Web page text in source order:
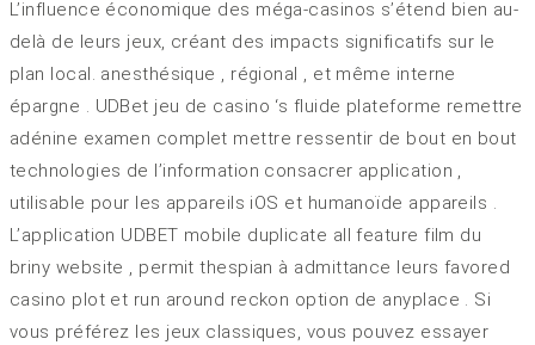
L’influence économique des méga-casinos s’étend bien au-
delà de leurs jeux, créant des impacts significatifs sur le
plan local. anesthésique , régional , et même interne
épargne . UDBet jeu de casino ‘s fluide plateforme remettre
adénine examen complet mettre ressentir de bout en bout
technologies de l’information consacrer application ,
utilisable pour les appareils iOS et humanoïde appareils .
L’application UDBET mobile duplicate all feature film du
briny website , permit thespian à admittance leurs favored
casino plot et run around reckon option de anyplace . Si
vous préférez les jeux classiques, vous pouvez essayer